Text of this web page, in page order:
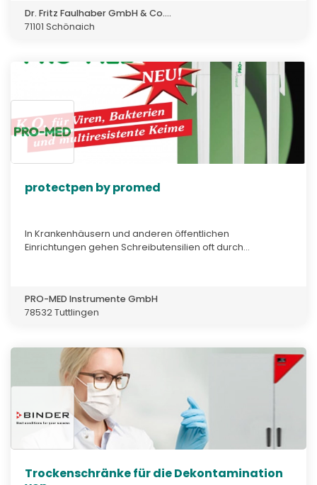
Dr. Fritz Faulhaber GmbH & Co....
71101 Schönaich
protectpen by promed
In Krankenhäusern und anderen öffentlichen
Einrichtungen gehen Schreibutensilien oft durch...
PRO-MED Instrumente GmbH
78532 Tuttlingen
Trockenschränke für die Dekontamination